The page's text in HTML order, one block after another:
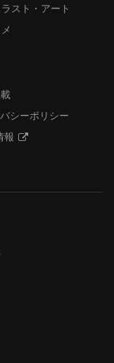
スト・アート
シーポリシー
報